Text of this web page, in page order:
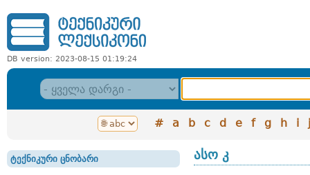
DB version: 2023-08-15 01:19:24
# a b c d e f g h i j
ტექნიკური ცნობარი ასო კ